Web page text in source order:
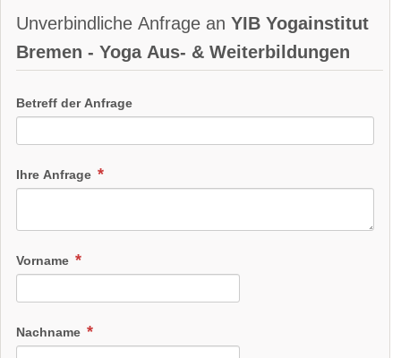
Unverbindliche Anfrage an YIB Yogainstitut
Bremen - Yoga Aus- & Weiterbildungen
Betreff der Anfrage
Ihre Anfrage
Vorname
Nachname